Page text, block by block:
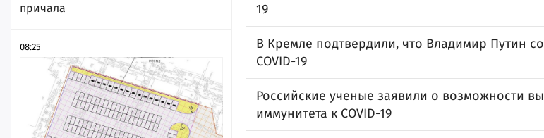
причала
08:25
19
В Кремле подтвердили, что Владимир Путин
COVID-19
Российские ученые заявили о возможности
иммунитета к COVID-19